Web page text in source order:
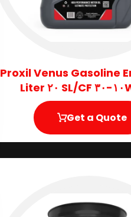
Proxil Venus Gasoline
Get a Quote